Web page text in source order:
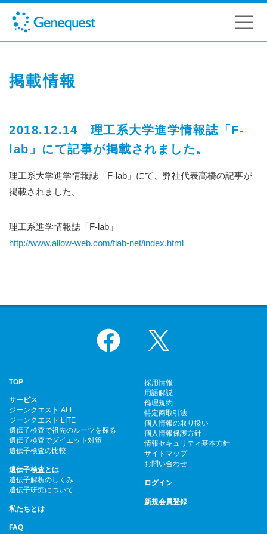
掲載情報
2018.12.14 理工系大学進学情報誌「F-
lab」にて記事が掲載されました。
理工系大学進学情報誌「F-lab」にて、弊社代表高橋の記事が
掲載されました。
理工系進学情報誌「F-lab」
http://www.allow-web.com/flab-net/index.html
Facebook
TOP
サービス
ジーンクエスト ALL
ジーンクエスト LITE
遺伝子検査で祖先のルーツを探る
遺伝子検査でダイエット対策
遺伝子検査の比較
遺伝子検査とは
遺伝子解析のしくみ
遺伝子研究について
私たちとは
FAQ
採用情報
用語解説
倫理規約
特定商取引法
個人情報の取り扱い
個人情報保護方針
情報セキュリティ基本方針
サイトマップ
お問い合わせ
ログイン
新規会員登録